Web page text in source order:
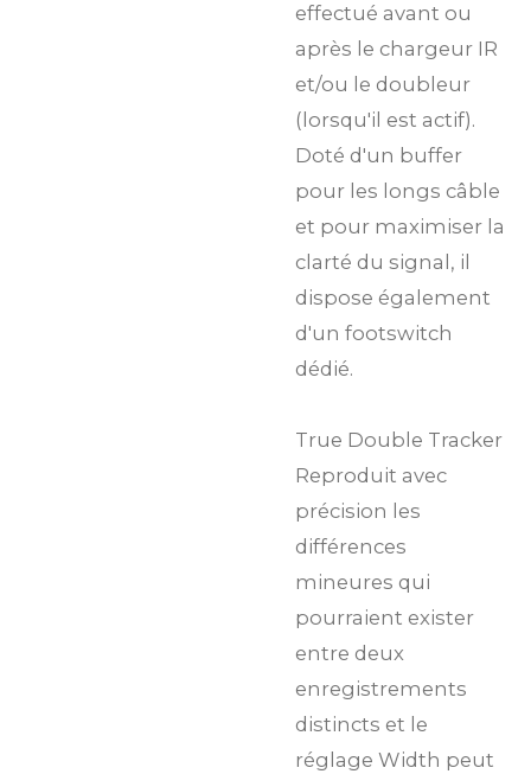
effectué avant ou
après le chargeur IR
et/ou le doubleur
(lorsqu'il est actif).
Doté d'un buffer
pour les longs câble
et pour maximiser la
clarté du signal, il
dispose également
d'un footswitch
dédié.
True Double Tracker
Reproduit avec
précision les
différences
mineures qui
pourraient exister
entre deux
enregistrements
distincts et le
réglage Width peut